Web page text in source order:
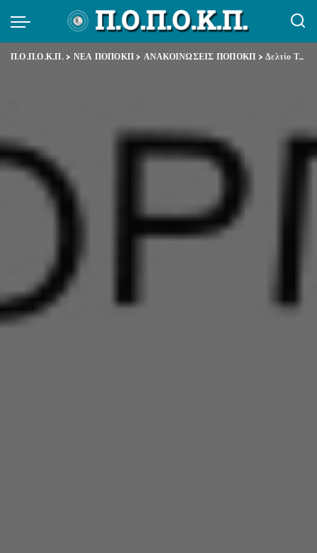
Π.Ο.Π.Ο.Κ.Π.> ΝΕΑ ΠΟΠΟΚΠ > ΑΝΑΚΟΙΝΩΣΕΙΣ ΠΟΠΟΚΠ >Δελτίο Τύπου – Με αφορμή την κατάργηση της τροπολογίας της Γεροβασίλη για την αξιολόγηση